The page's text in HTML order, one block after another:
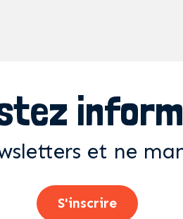
et ne
S'inscrire